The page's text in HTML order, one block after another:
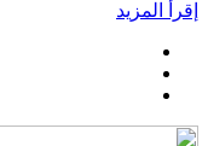
إقرأ المزيد